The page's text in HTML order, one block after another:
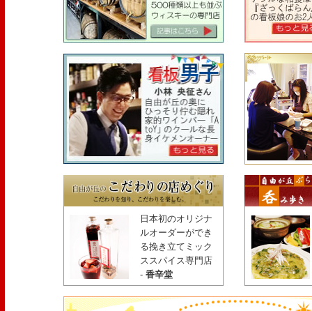
日本初のオリジナ
ルオーダーができ
る挽き立てミック
ススパイス専門店
- 香辛堂